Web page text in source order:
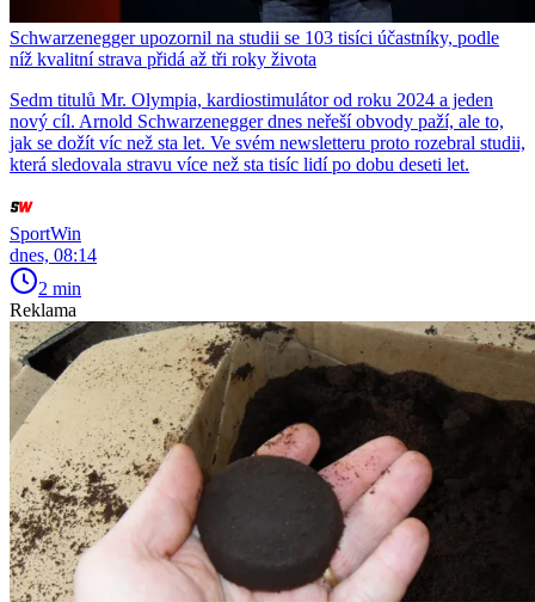
Schwarzenegger upozornil na studii se 103 tisíci účastníky, podle
níž kvalitní strava přidá až tři roky života
Sedm titulů Mr. Olympia, kardiostimulátor od roku 2024 a jeden
nový cíl. Arnold Schwarzenegger dnes neřeší obvody paží, ale to,
jak se dožít víc než sta let. Ve svém newsletteru proto rozebral studii,
která sledovala stravu více než sta tisíc lidí po dobu deseti let.
SportWin
dnes, 08:14
2 min
Reklama